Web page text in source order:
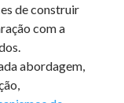
de construir
com a
abordagem,